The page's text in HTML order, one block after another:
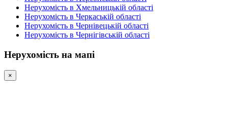
Нерухомість в Хмельницькій області
Нерухомість в Черкаській області
Нерухомість в Чернівецькій області
Нерухомість в Чернігівській області
Нерухомість на мапі
×